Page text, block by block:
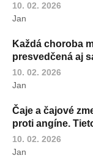
10. 02. 2026
Jan
Každá choroba
presvedčená aj
10. 02. 2026
Jan
Čaje a čajové
proti angíne.
10. 02. 2026
Jan